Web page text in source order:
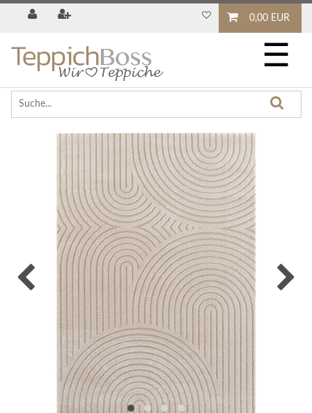
0,00 EUR
☰